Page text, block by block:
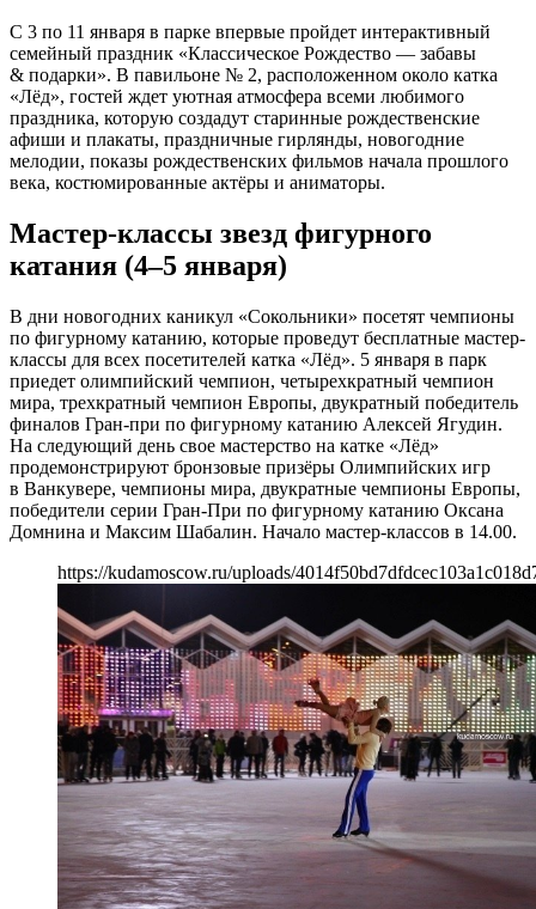
С 3 по 11 января в парке впервые пройдет интерактивный
семейный праздник «Классическое Рождество — забавы
& подарки». В павильоне № 2, расположенном около катка
«Лёд», гостей ждет уютная атмосфера всеми любимого
праздника, которую создадут старинные рождественские
афиши и плакаты, праздничные гирлянды, новогодние
мелодии, показы рождественских фильмов начала прошлого
века, костюмированные актёры и аниматоры.
Мастер-классы звезд фигурного
катания (4–5 января)
В дни новогодних каникул «Сокольники» посетят чемпионы
по фигурному катанию, которые проведут бесплатные мастер-
классы для всех посетителей катка «Лёд». 5 января в парк
приедет олимпийский чемпион, четырехкратный чемпион
мира, трехкратный чемпион Европы, двукратный победитель
финалов Гран-при по фигурному катанию Алексей Ягудин.
На следующий день свое мастерство на катке «Лёд»
продемонстрируют бронзовые призёры Олимпийских игр
в Ванкувере, чемпионы мира, двукратные чемпионы Европы,
победители серии Гран-При по фигурному катанию Оксана
Домнина и Максим Шабалин. Начало мастер-классов в 14.00.
https://kudamoscow.ru/uploads/